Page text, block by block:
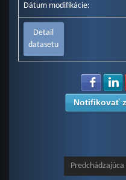
Dátum modifikácie:
Detail
datasetu
Notifikovať
Predchádzajúca